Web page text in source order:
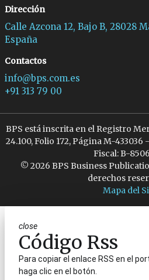
Dirección
Calle Azcona 12, Bajo B, 28028
España
Contactos
info@bps.com.es
+91 313 79 00
BPS está inscrita en el Registro
24.100, Folio 172, Página M-
Fiscal: B-
© 2026 BPS Business
derechos
Mapa del
close
Código Rss
Para copiar el enlace RSS en el
haga clic en el botón.